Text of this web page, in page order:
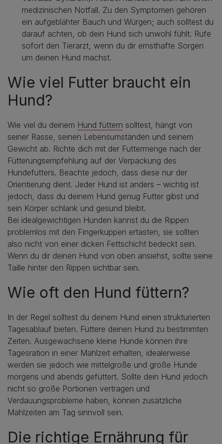
medizinischen Notfall. Zu den Symptomen gehören
ein aufgeblähter Bauch und Würgen; auch solltest du
darauf achten, ob dein Hund sich unwohl fühlt. Rufe
sofort den Tierarzt, wenn du dir ernsthafte Sorgen
um deinen Hund machst.
Wie viel Futter braucht ein
Hund?
Wie viel du deinem Hund füttern solltest, hängt von
seiner Rasse, seinen Lebensumständen und seinem
Gewicht ab. Richte dich mit der Futtermenge nach der
Fütterungsempfehlung auf der Verpackung des
Hundefutters. Beachte jedoch, dass diese nur der
Orientierung dient. Jeder Hund ist anders – wichtig ist
jedoch, dass du deinem Hund genug Futter gibst und
sein Körper schlank und gesund bleibt.
Bei idealgewichtigen Hunden kannst du die Rippen
problemlos mit den Fingerkuppen ertasten, sie sollten
also nicht von einer dicken Fettschicht bedeckt sein.
Wenn du dir deinen Hund von oben ansiehst, sollte seine
Taille hinter den Rippen sichtbar sein.
Wie oft den Hund füttern?
In der Regel solltest du deinem Hund einen strukturierten
Tagesablauf bieten. Füttere deinen Hund zu bestimmten
Zeiten. Ausgewachsene kleine Hunde können ihre
Tagesration in einer Mahlzeit erhalten, idealerweise
werden sie jedoch wie mittelgroße und große Hunde
morgens und abends gefüttert. Sollte dein Hund jedoch
nicht so große Portionen vertragen und
Verdauungsprobleme haben, können zusätzliche
Mahlzeiten am Tag sinnvoll sein.
Die richtige Ernährung für